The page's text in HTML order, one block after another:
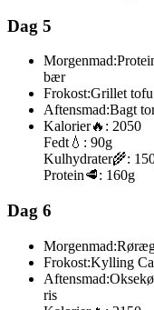
Dag 5
Morgenmad:
bær
Frokost:Grillet
Aftensmad:Bagt
Kalorier🔥: 2050
Fedt💧: 90g
Kulhydrater🌾:
Protein🥩: 160g
Dag 6
Morgenmad:
Frokost:Kylling
Aftensmad:
ris